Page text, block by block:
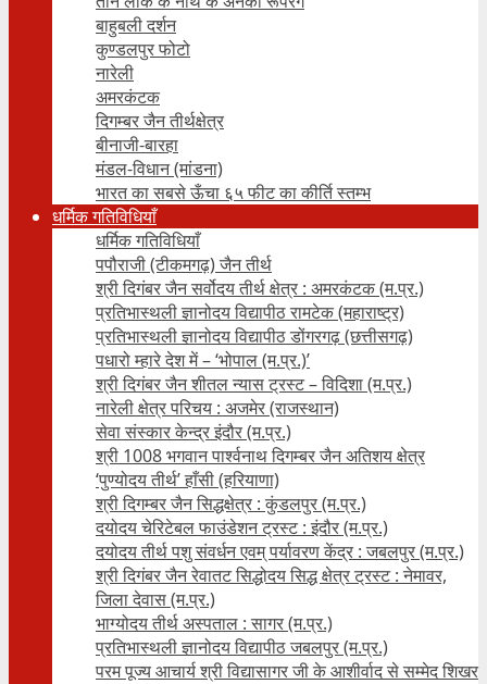
बाहुबली दर्शन
कुण्डलपुर फोटो
नारेली
अमरकंटक
दिगम्बर जैन तीर्थक्षेत्र
बीनाजी-बारहा
मंडल-विधान (मांडना)
भारत का सबसे ऊँचा ६५ फीट का कीर्ति स्तम्भ
धर्मिक गतिविधियाँ
धर्मिक गतिविधियाँ
पपौराजी (टीकमगढ़) जैन तीर्थ
श्री दिगंबर जैन सर्वोदय तीर्थ क्षेत्र : अमरकंटक (म.प्र.)
प्रतिभास्थली ज्ञानोदय विद्यापीठ रामटेक (महाराष्ट्र)
प्रतिभास्थली ज्ञानोदय विद्यापीठ डोंगरगढ़ (छत्तीसगढ़)
पधारो म्हारे देश में – ‘भोपाल (म.प्र.)’
श्री दिगंबर जैन शीतल न्यास ट्रस्ट – विदिशा (म.प्र.)
नारेली क्षेत्र परिचय : अजमेर (राजस्थान)
सेवा संस्कार केन्द्र इंदौर (म.प्र.)
श्री 1008 भगवान पार्श्वनाथ दिगम्बर जैन अतिशय क्षे‍त्र
‘पुण्योदय तीर्थ’ हाँसी (हरियाणा)
श्री दिगम्बर जैन सिद्धक्षेत्र : कुंडलपुर (म.प्र.)
दयोदय चेरिटेबल फाउंडेशन ट्रस्ट : इंदौर (म.प्र.)
दयोदय तीर्थ पशु संवर्धन एवम्‌ पर्यावरण केंद्र : जबलपुर (म.प्र.)
श्री दिगंबर जैन रेवातट सिद्धोदय सिद्ध क्षेत्र ट्रस्ट : नेमावर,
जिला देवास (म.प्र.)
भाग्योदय तीर्थ अस्पताल : सागर (म.प्र.)
प्रतिभास्थली ज्ञानोदय विद्यापीठ जबलपुर (म.प्र.)
परम पूज्य आचार्य श्री विद्यासागर जी के आशीर्वाद से सम्मेद शिखर